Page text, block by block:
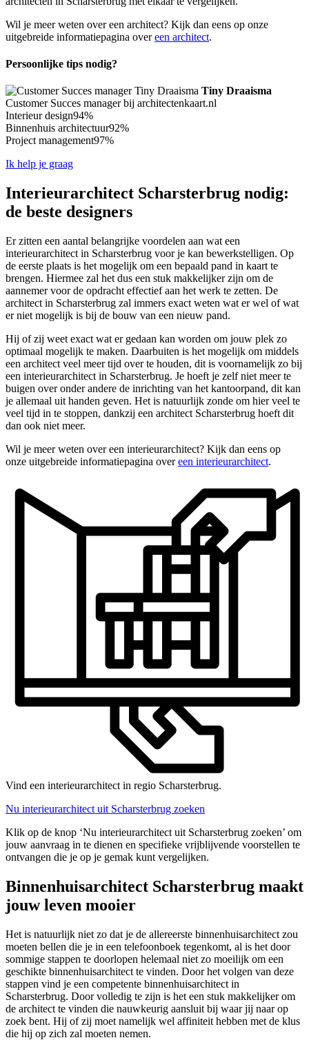
Wil je meer weten over een architect? Kijk dan eens op onze
uitgebreide informatiepagina overeen architect.
Persoonlijke tips nodig?
Tiny Draaisma
Customer Succes manager bij architectenkaart.nl
Interieur design94%
Binnenhuis architectuur92%
Project management97%
Ik help je graag
Interieurarchitect Scharsterbrug nodig:
de beste designers
Er zitten een aantal belangrijke voordelen aan wat een
interieurarchitect in Scharsterbrug voor je kan bewerkstelligen. Op
de eerste plaats is het mogelijk om een bepaald pand in kaart te
brengen. Hiermee zal het dus een stuk makkelijker zijn om de
aannemer voor de opdracht effectief aan het werk te zetten. De
architect in Scharsterbrug zal immers exact weten wat er wel of wat
er niet mogelijk is bij de bouw van een nieuw pand.
Hij of zij weet exact wat er gedaan kan worden om jouw plek zo
optimaal mogelijk te maken. Daarbuiten is het mogelijk om middels
een architect veel meer tijd over te houden, dit is voornamelijk zo bij
een interieurarchitect in Scharsterbrug. Je hoeft je zelf niet meer te
buigen over onder andere de inrichting van het kantoorpand, dit kan
je allemaal uit handen geven. Het is natuurlijk zonde om hier veel te
veel tijd in te stoppen, dankzij een architect Scharsterbrug hoeft dit
dan ook niet meer.
Wil je meer weten over een interieurarchitect? Kijk dan eens op
onze uitgebreide informatiepagina overeen interieurarchitect.
Vind een interieurarchitect in regio Scharsterbrug.
Nu interieurarchitect uit Scharsterbrug zoeken
Klik op de knop ‘Nu interieurarchitect uit Scharsterbrug zoeken’ om
jouw aanvraag in te dienen en specifieke vrijblijvende voorstellen te
ontvangen die je op je gemak kunt vergelijken.
Binnenhuisarchitect Scharsterbrug maakt
jouw leven mooier
Het is natuurlijk niet zo dat je de allereerste binnenhuisarchitect zou
moeten bellen die je in een telefoonboek tegenkomt, al is het door
sommige stappen te doorlopen helemaal niet zo moeilijk om een
geschikte binnenhuisarchitect te vinden. Door het volgen van deze
stappen vind je een competente binnenhuisarchitect in
Scharsterbrug. Door volledig te zijn is het een stuk makkelijker om
de architect te vinden die nauwkeurig aansluit bij waar jij naar op
zoek bent. Hij of zij moet namelijk wel affiniteit hebben met de klus
die hij op zich zal moeten nemen.